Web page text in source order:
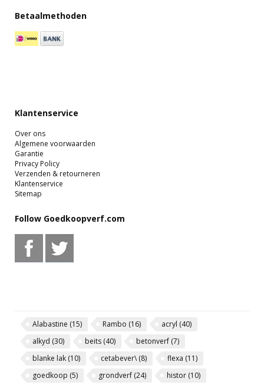
Betaalmethoden
Klantenservice
Over ons
Algemene voorwaarden
Garantie
Privacy Policy
Verzenden & retourneren
Klantenservice
Sitemap
Follow Goedkoopverf.com
Alabastine (15) Rambo (16) acryl (40)
alkyd (30) beits (40) betonverf (7)
blanke lak (10) cetabever\(8) flexa (11)
goedkoop (5) grondverf (24) histor (10)